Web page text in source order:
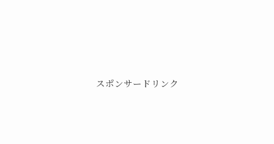
スポンサードリンク